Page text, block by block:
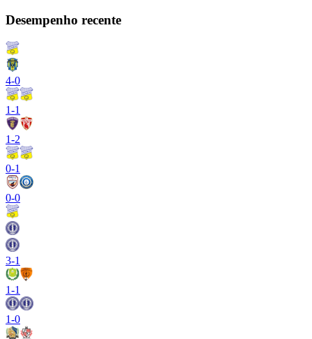
Desempenho recente
4-0
1-1
1-2
0-1
0-0
3-1
1-1
1-0